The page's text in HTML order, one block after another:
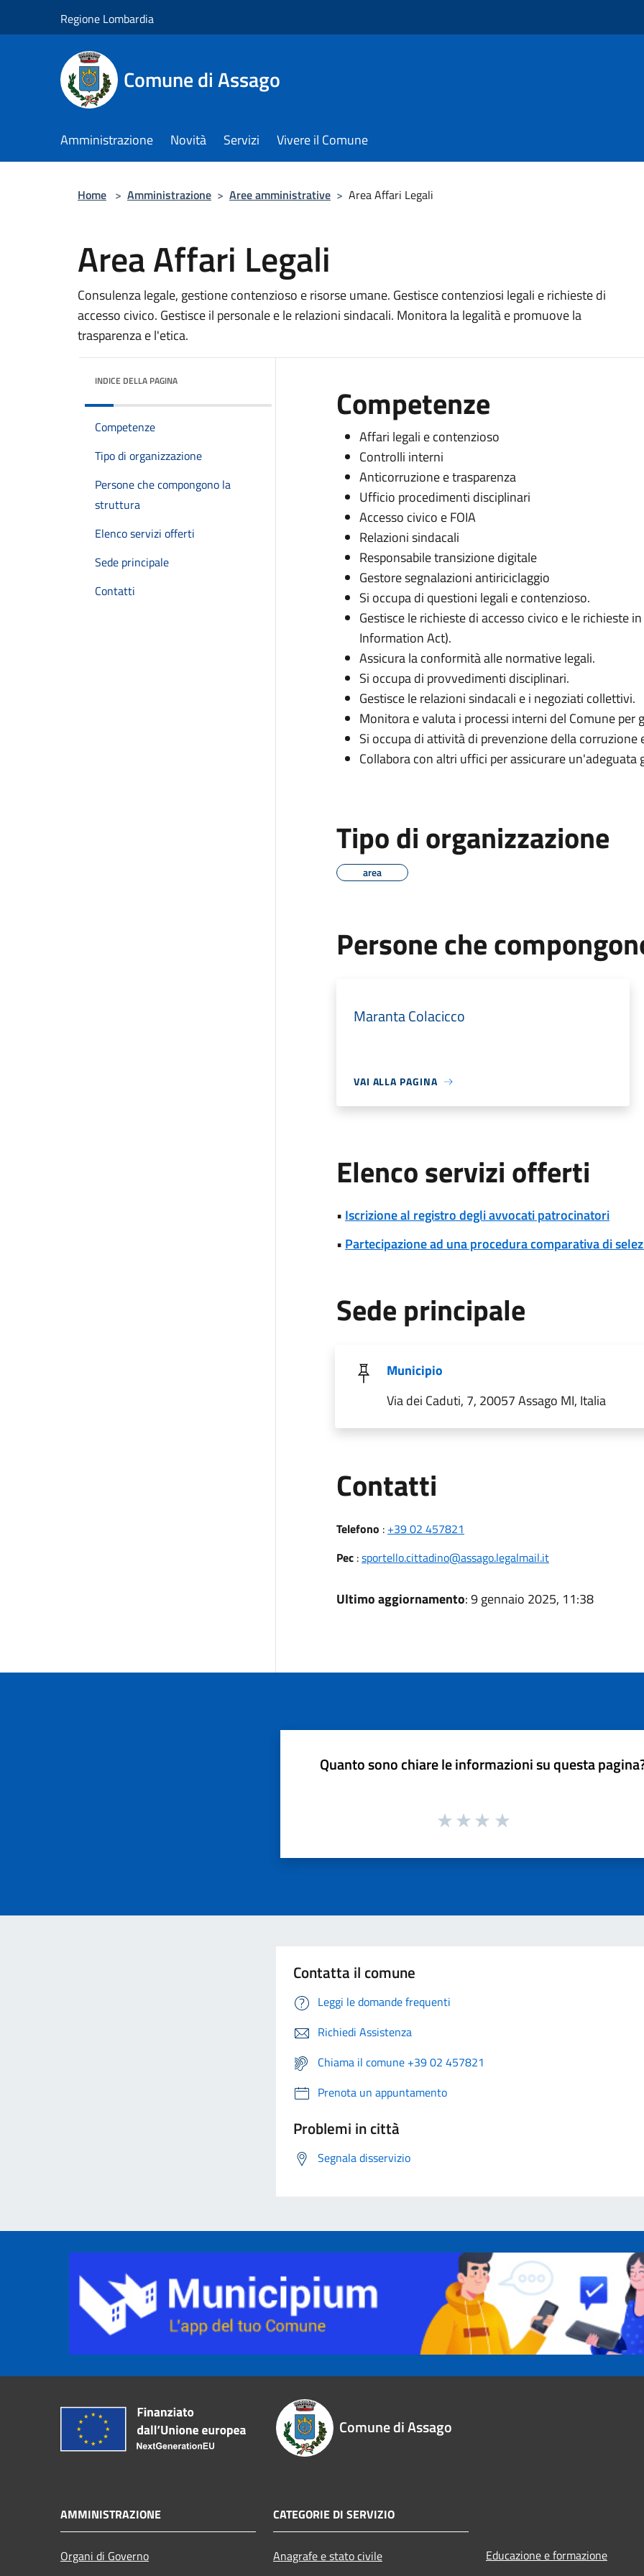
Regione Lombardia
Comune di Assago
Amministrazione Novità Servizi Vivere il Comune
Home > Amministrazione > Aree amministrative > Area Affari Legali
Area Affari Legali
Consulenza legale, gestione contenzioso e risorse umane. Gestisce contenziosi legali e richieste di
accesso civico. Gestisce il personale e le relazioni sindacali. Monitora la legalità e promuove la
trasparenza e l'etica.
INDICE DELLA PAGINA
Competenze
Tipo di organizzazione
Persone che compongono la
struttura
Elenco servizi offerti
Sede principale
Contatti
Competenze
Affari legali e contenzioso
Controlli interni
Anticorruzione e trasparenza
Ufficio procedimenti disciplinari
Accesso civico e FOIA
Relazioni sindacali
Responsabile transizione digitale
Gestore segnalazioni antiriciclaggio
Si occupa di questioni legali e contenzioso.
Gestisce le richieste di accesso civico e le richieste
Information Act).
Assicura la conformità alle normative legali.
Si occupa di provvedimenti disciplinari.
Gestisce le relazioni sindacali e i negoziati collettivi.
Monitora e valuta i processi interni del Comune
Si occupa di attività di prevenzione della
Collabora con altri uffici per assicurare
Tipo di organizzazione
area
Persone che
Maranta Colacicco
VAI ALLA PAGINA
Elenco servizi offerti
• Iscrizione al registro degli avvocati patrocinatori
• Partecipazione ad una procedura comparativa di
Sede principale
Municipio
Via dei Caduti, 7, 20057 Assago MI, Italia
Contatti
Telefono : +39 02 457821
Pec:sportello.cittadino@assago.legalmail.it
Ultimo aggiornamento: 9 gennaio 2025, 11:38
Quanto sono chiare le informazioni su questa
Contatta il comune
Leggi le domande frequenti
Richiedi Assistenza
Chiama il comune +39 02 457821
Prenota un appuntamento
Problemi in città
Segnala disservizio
Comune di Assago
AMMINISTRAZIONE
Organi di Governo
CATEGORIE DI SERVIZIO
Anagrafe e stato civile
Educazione e formazione